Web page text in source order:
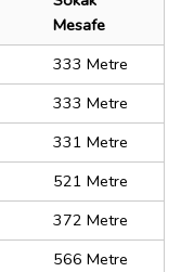
Mesafe
333 Metre
333 Metre
331 Metre
521 Metre
372 Metre
566 Metre